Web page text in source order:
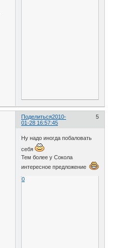
Поделиться 5
2010-
01-28 16:57:45
Ну надо иногда побаловать
себя
Тем более у Сокола
интересное предложение
0